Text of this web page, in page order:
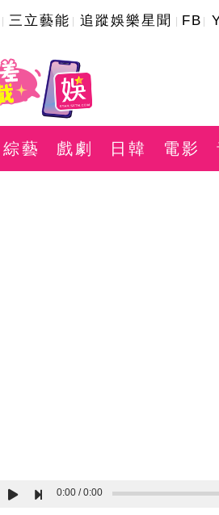
三立藝能 追蹤娛樂星聞 FB
綜藝 戲劇 日韓 電影
0:00 0:00